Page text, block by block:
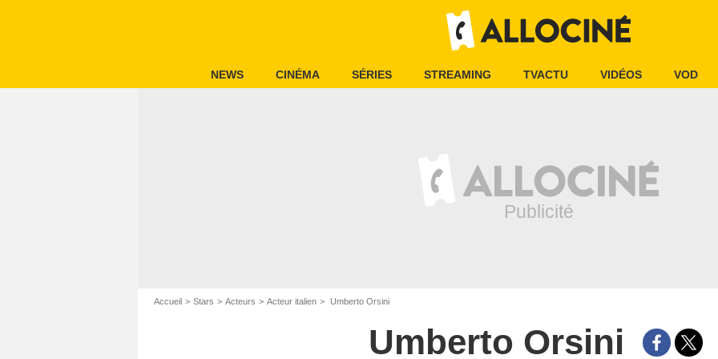
NEWS CINÉMA SÉRIES STREAMING TVACTU VIDÉOS VOD
Accueil Stars Acteurs Acteur italien Umberto Orsini
Umberto Orsini